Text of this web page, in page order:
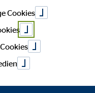
Datenübertragungen
aufweisen, sodass ein
kann. Aus diesem
frei,
beispielsweise
Cookies